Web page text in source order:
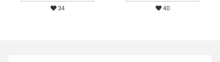
34 40